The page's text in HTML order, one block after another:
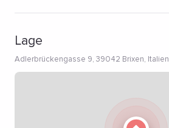
Lage
Adlerbrückengasse 9, 39042 Brixen, Italien